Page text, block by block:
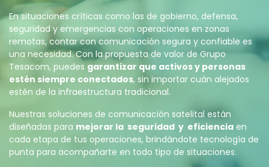
En situaciones críticas como las de gobierno, defensa,
seguridad y emergencias con operaciones en zonas
remotas, contar con comunicación segura y confiable es
una necesidad. Con la propuesta de valor de Grupo
Tesacom, puedes garantizar que activos y personas
estén siempre conectados, sin importar cuán alejados
estén de la infraestructura tradicional.
Nuestras soluciones de comunicación satelital están
diseñadas para mejorar la seguridad y eficiencia en
cada etapa de tus operaciones, brindándote tecnología de
punta para acompañarte en todo tipo de situaciones.